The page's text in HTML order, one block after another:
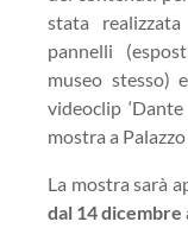
stata
pannelli
museo stesso)
videoclip
mostra a
La mostra sarà
dal 14 dicembre